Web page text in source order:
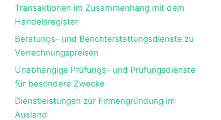
Transaktionen im Zusammenhang mit dem
Handelsregister
Beratungs- und Berichterstattungsdienste zu
Verrechnungspreisen
Unabhängige Prüfungs- und Prüfungsdienste
für besondere Zwecke
Dienstleistungen zur Firmengründung im
Ausland